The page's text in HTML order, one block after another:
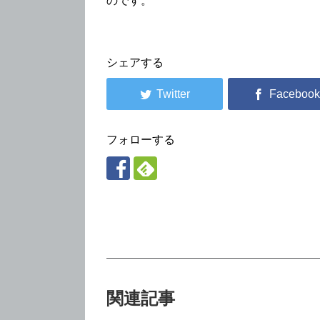
シェアする
フォローする
関連記事